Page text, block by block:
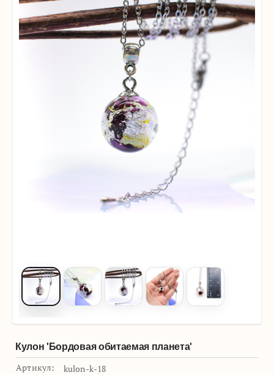
Кулон 'Бордовая обитаемая планета'
Артикул: kulon-k-18